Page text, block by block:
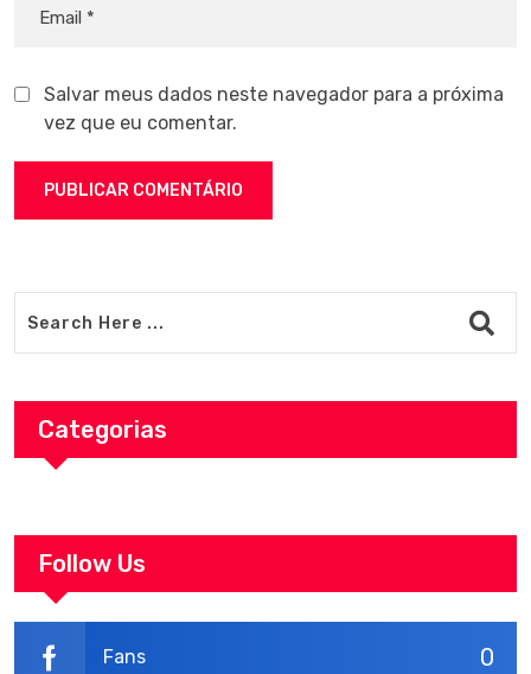
Salvar meus dados neste navegador para a próxima
vez que eu comentar.
Categorias
Follow Us
0
Fans